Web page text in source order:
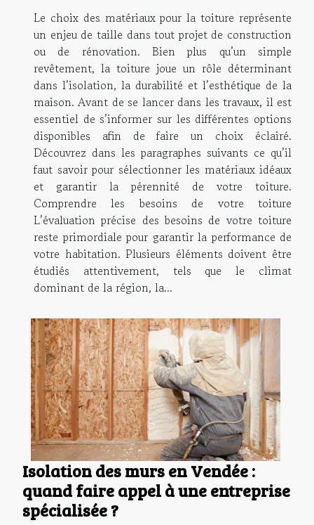
Le choix des matériaux pour la toiture représente
un enjeu de taille dans tout projet de construction
ou de rénovation. Bien plus qu’un simple
revêtement, la toiture joue un rôle déterminant
dans l’isolation, la durabilité et l’esthétique de la
maison. Avant de se lancer dans les travaux, il est
essentiel de s’informer sur les différentes options
disponibles afin de faire un choix éclairé.
Découvrez dans les paragraphes suivants ce qu’il
faut savoir pour sélectionner les matériaux idéaux
et garantir la pérennité de votre toiture.
Comprendre les besoins de votre toiture
L’évaluation précise des besoins de votre toiture
reste primordiale pour garantir la performance de
votre habitation. Plusieurs éléments doivent être
étudiés attentivement, tels que le climat
dominant de la région, la...
Isolation des murs en Vendée :
quand faire appel à une entreprise
spécialisée ?